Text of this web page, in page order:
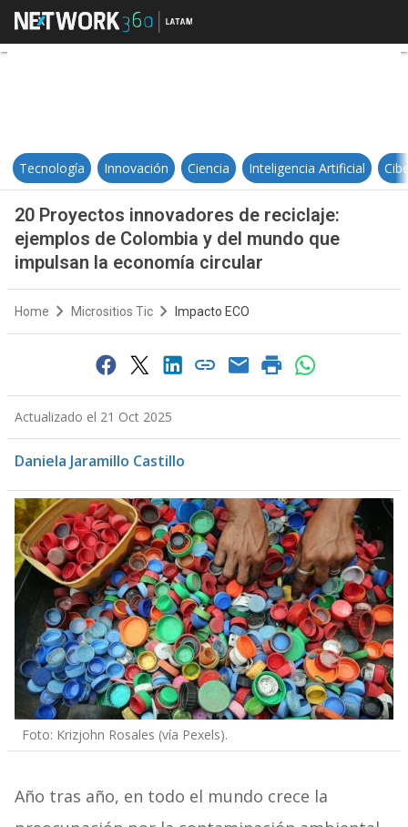
20 Proyectos innovadores de
Tecnología Innovación Ciencia Inteligencia Artificial
20 Proyectos innovadores de reciclaje:
ejemplos de Colombia y del mundo que
impulsan la economía circular
Home Micrositios Tic Impacto ECO
Actualizado el 21 Oct 2025
Daniela Jaramillo Castillo
Foto: Krizjohn Rosales (vía Pexels).
Año tras año, en todo el mundo crece la